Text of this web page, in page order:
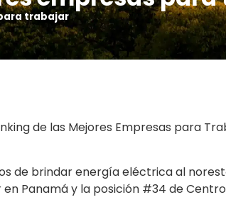
para trabajar
de las Mejores Empresas para
de brindar energía eléctrica al
Panamá y la posición #34 de